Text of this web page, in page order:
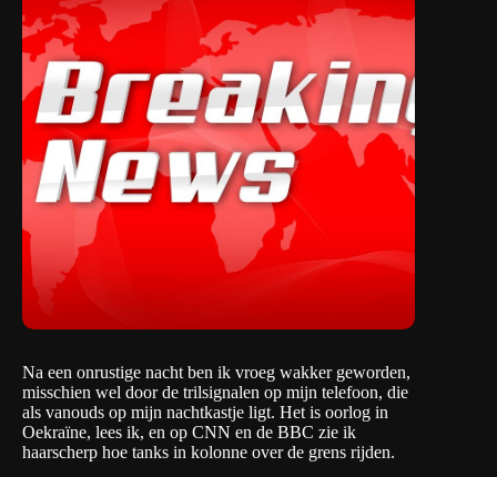
Na een onrustige nacht ben ik vroeg wakker geworden,
misschien wel door de trilsignalen op mijn telefoon, die
als vanouds op mijn nachtkastje ligt. Het is oorlog in
Oekraïne, lees ik, en op CNN en de BBC zie ik
haarscherp hoe tanks in kolonne over de grens rijden.